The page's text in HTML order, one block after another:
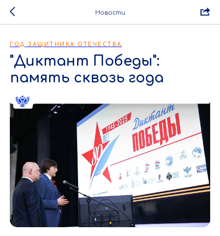
Новости
ГОД ЗАЩИТНИКА ОТЕЧЕСТВА
"Диктант Победы":
память сквозь года